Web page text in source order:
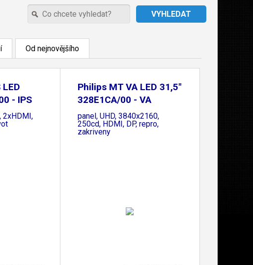
Od nejnovějšího
- IPS
2xHDMI,
Philips MT VA LED 31,5"
328E1CA/00 - VA
panel, UHD, 3840x2160,
250cd, HDMI, DP, repro,
zakriveny